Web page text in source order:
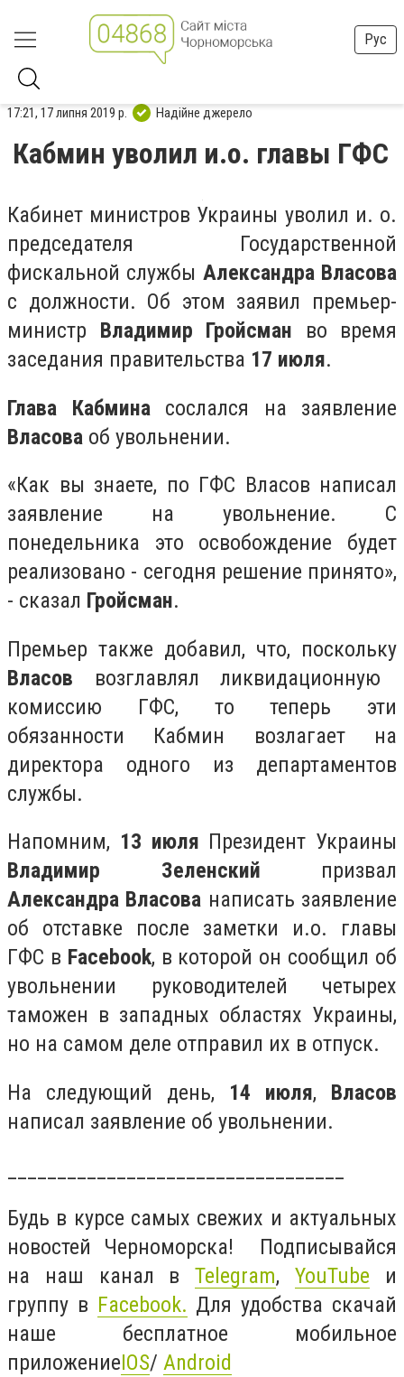
Рус
17:21, 17 липня 2019 р. Надійне джерело
Кабмин уволил и.о. главы ГФС
Кабинет министров Украины уволил и. о.
председателя Государственной
фискальной службы Александра Власова
с должности. Об этом заявил премьер-
министр Владимир Гройсман во время
заседания правительства 17 июля.
Глава Кабмина сослался на заявление
Власова об увольнении.
«Как вы знаете, по ГФС Власов написал
заявление на увольнение. С
понедельника это освобождение будет
реализовано - сегодня решение принято»,
- сказал Гройсман.
Премьер также добавил, что, поскольку
Власов возглавлял ликвидационную
комиссию ГФС, то теперь эти
обязанности Кабмин возлагает на
директора одного из департаментов
службы.
Напомним, 13 июля Президент Украины
Владимир Зеленский призвал
Александра Власова написать заявление
об отставке после заметки и.о. главы
ГФС в Facebook, в которой он сообщил об
увольнении руководителей четырех
таможен в западных областях Украины,
но на самом деле отправил их в отпуск.
На следующий день, 14 июля, Власов
написал заявление об увольнении.
Будь в курсе самых свежих и актуальных
новостей Черноморска! Подписывайся
на наш канал вTelegram,YouTube и
группу в Facebook. Для удобства скачай
наше бесплатное мобильное
приложениеIOS/ Android